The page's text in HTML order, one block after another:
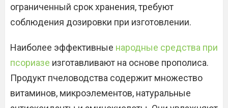
ограниченный срок хранения, требуют
соблюдения дозировки при изготовлении.
Наиболее эффективные народные средства при
псориазе изготавливают на основе прополиса.
Продукт пчеловодства содержит множество
витаминов, микроэлементов, натуральные